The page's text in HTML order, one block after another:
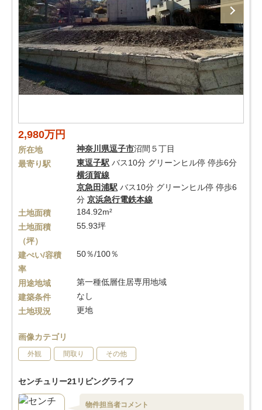
2,980万円
所在地 神奈川県逗子市沼間５丁目
最寄り駅
東逗子駅 バス10分 グリーンヒル停 停歩6分
横須賀線
京急田浦駅 バス10分 グリーンヒル停 停歩6
分 京浜急行電鉄本線
土地面積
184.92m²
土地面積
（坪）
55.93坪
建ぺい/容積
率
50％/100％
用途地域
第一種低層住居専用地域
建築条件
なし
土地現況
更地
画像カテゴリ
外観 間取り その他
センチュリー21リビングライフ
物件担当者コメント